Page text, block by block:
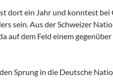
dort ein Jahr und konntest bei
sein. Aus der Schweizer
auf dem Feld einem
Sprung in die Deutsche